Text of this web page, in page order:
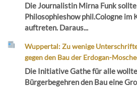
Die Journalistin Mirna Funk
Philosophieshow phil.Cologne im
auftreten. Daraus...
Wuppertal: Zu wenige
gegen den Bau der Erdogan-
Die Initiative Gathe für alle
Bürgerbegehren den Bau eine